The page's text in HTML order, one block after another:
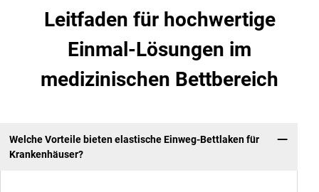
Leitfaden für hochwertige
Einmal-Lösungen im
medizinischen Bettbereich
Welche Vorteile bieten elastische Einweg-Bettlaken für
Krankenhäuser?